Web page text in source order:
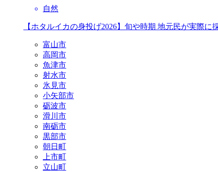
自然
【ホタルイカの身投げ2026】旬や時期 地元民が実際に
富山市
高岡市
魚津市
射水市
氷見市
小矢部市
砺波市
滑川市
南砺市
黒部市
朝日町
上市町
立山町